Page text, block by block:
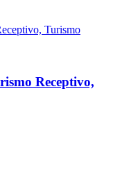
Receptivo,